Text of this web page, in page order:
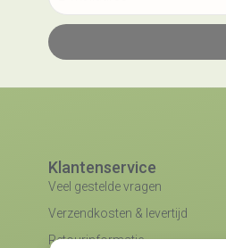
Klantenservice
Veel gestelde vragen
Verzendkosten & levertijd
Retourinformatie